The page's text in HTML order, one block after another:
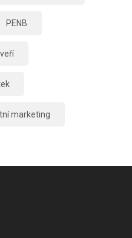
PENB
marketing